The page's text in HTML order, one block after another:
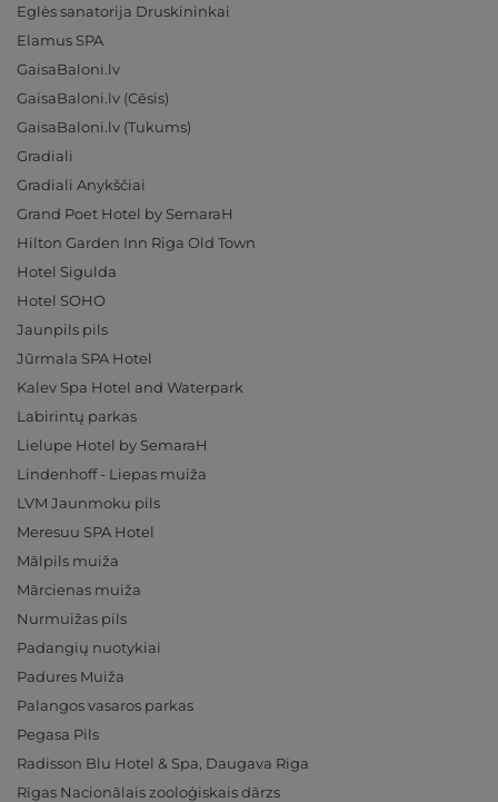
Eglės sanatorija Druskininkai
Elamus SPA
GaisaBaloni.lv
GaisaBaloni.lv (Cēsis)
GaisaBaloni.lv (Tukums)
Gradiali
Gradiali Anykščiai
Grand Poet Hotel by SemaraH
Hilton Garden Inn Riga Old Town
Hotel Sigulda
Hotel SOHO
Jaunpils pils
Jūrmala SPA Hotel
Kalev Spa Hotel and Waterpark
Labirintų parkas
Lielupe Hotel by SemaraH
Lindenhoff - Liepas muiža
LVM Jaunmoku pils
Meresuu SPA Hotel
Mālpils muiža
Mārcienas muiža
Nurmuižas pils
Padangių nuotykiai
Padures Muiža
Palangos vasaros parkas
Pegasa Pils
Radisson Blu Hotel & Spa, Daugava Riga
Rīgas Nacionālais zooloģiskais dārzs